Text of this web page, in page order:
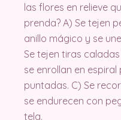
las flores en relieve
prenda? A) Se tejen
anillo mágico y se
Se tejen tiras
se enrollan en
puntadas. C) Se
se endurecen con
tela.